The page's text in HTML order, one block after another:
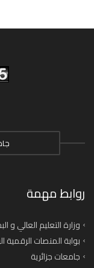
روابط مهمة
وزارة التعليم العالي و
بوابة المنصات الرقمية
جامعات جزائرية